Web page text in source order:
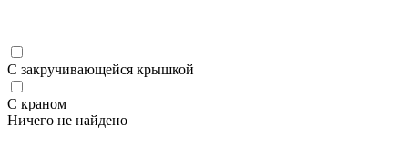
С закручивающейся крышкой
С краном
Ничего не найдено